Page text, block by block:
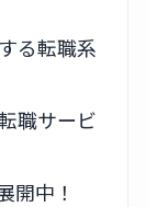
る転職系
職サービ
開中！